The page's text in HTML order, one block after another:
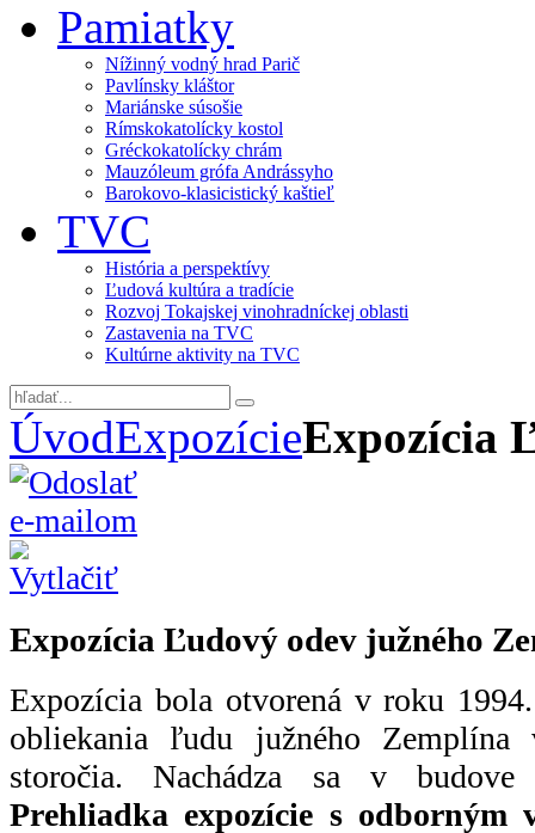
Pamiatky
Nížinný vodný hrad Parič
Pavlínsky kláštor
Mariánske súsošie
Rímskokatolícky kostol
Gréckokatolícky chrám
Mauzóleum grófa Andrássyho
Barokovo-klasicistický kaštieľ
TVC
História a perspektívy
Ľudová kultúra a tradície
Rozvoj Tokajskej vinohradníckej oblasti
Zastavenia na TVC
Kultúrne aktivity na TVC
ÚvodExpozícieExpozícia
Expozícia Ľudový odev južného
Expozícia bola otvorená v roku
obliekania ľudu južného
storočia. Nachádza sa v budove
Prehliadka expozície s odborným